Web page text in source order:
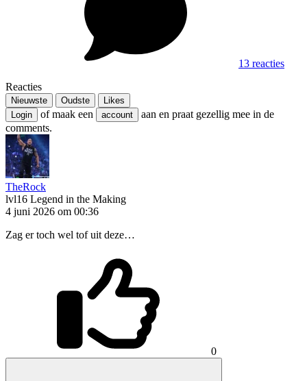
13 reacties
Reacties
Nieuwste Oudste
Likes
Login
of maak een account
aan en praat gezellig mee in de
comments.
TheRock
lvl16 Legend in the Making
4 juni 2026 om 00:36
Zag er toch wel tof uit deze…
0